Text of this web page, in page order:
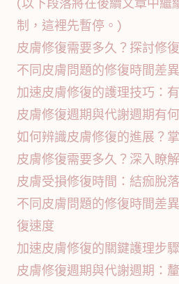
(以下段落將在後續文章中繼
制，這裡先暫停。)
皮膚修復需要多久？探討修
不同皮膚問題的修復時間差
加速皮膚修復的護理技巧：
皮膚修復週期與代謝週期有
如何辨識皮膚修復的進展？
皮膚修復需要多久？深入瞭
皮膚受損修復時間：結痂脫
不同皮膚問題的修復時間差
復速度
加速皮膚修復的關鍵護理步
皮膚修復週期與代謝週期：